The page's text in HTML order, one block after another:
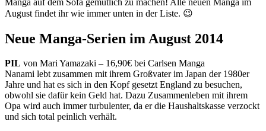
August findet ihr wie immer unten in der Liste. 😉
Neue Manga-Serien im August 2014
PIL von Mari Yamazaki – 16,90€ bei Carlsen Manga
Nanami lebt zusammen mit ihrem Großvater im Japan der 1980er
Jahre und hat es sich in den Kopf gesetzt England zu besuchen,
obwohl sie dafür kein Geld hat. Dazu Zusammenleben mit ihrem
Opa wird auch immer turbulenter, da er die Haushaltskasse verzockt
und sich total peinlich verhält.